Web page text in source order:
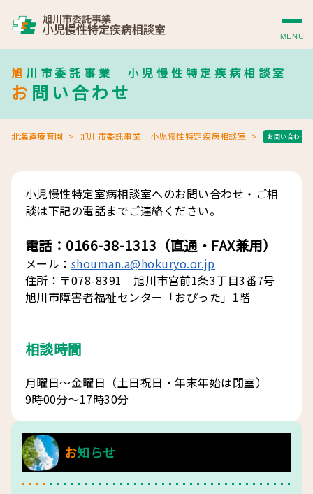
MENU
旭川市委託事業 小児慢性特定疾病相談室
お問い合わせ
北海道療育園 旭川市委託事業 小児慢性特定疾病相談室 お問い合わせ
小児慢性特定室病相談室へのお問い合わせ・ご相
談は下記の電話までご連絡ください。
電話：0166-38-1313（直通・FAX兼用）
メール： shouman.a@hokuryo.or.jp
住所：〒078-8391 旭川市宮前1条3丁目3番7号
旭川市障害者福祉センター「おぴった」1階
相談時間
月曜日～金曜日（土日祝日・年末年始は閉室）
9時00分～17時30分
お知らせ